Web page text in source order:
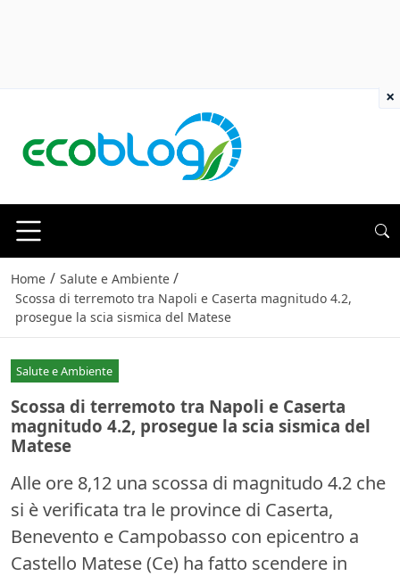
Home / Salute e Ambiente /
Scossa di terremoto tra Napoli e Caserta magnitudo 4.2,
prosegue la scia sismica del Matese
Salute e Ambiente
Scossa di terremoto tra Napoli e Caserta
magnitudo 4.2, prosegue la scia sismica del
Matese
Alle ore 8,12 una scossa di magnitudo 4.2 che
si è verificata tra le province di Caserta,
Benevento e Campobasso con epicentro a
Castello Matese (Ce) ha fatto scendere in
×